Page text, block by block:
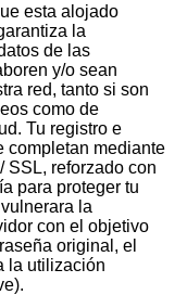
esta alojado
la
de las
y/o sean
red, tanto si son
como de
Tu registro e
completan mediante
SSL, reforzado con
para proteger tu
la
con el objetivo
original, el
la utilización